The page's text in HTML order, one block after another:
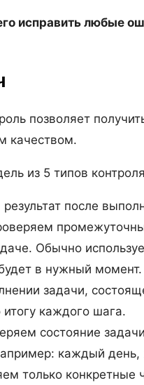
исправить любые
позволяет
качеством.
из 5 типов
после
Обычно
в нужный момент.
задачи,
итогу каждого шага.
состояние
каждый
только конкретные